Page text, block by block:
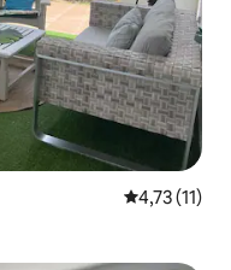
Évaluation
4,73 (11)